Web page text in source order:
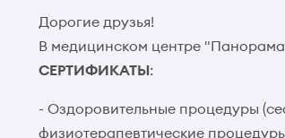
Дорогие друзья!
В медицинском центре
СЕРТИФИКАТЫ:
- Оздоровительные процедуры
физиотерапевтические